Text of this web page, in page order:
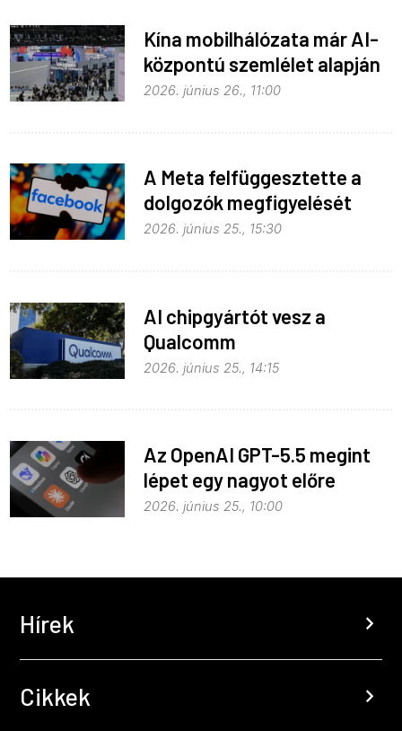
Kína mobilhálózata már AI-
központú szemlélet alapján
fejlődik
2026. június 26., 11:00
A Meta felfüggesztette a
dolgozók megfigyelését
2026. június 25., 15:30
AI chipgyártót vesz a
Qualcomm
2026. június 25., 14:15
Az OpenAI GPT-5.5 megint
lépet egy nagyot előre
2026. június 25., 10:00
Hírek chevron_right
Cikkek chevron_right